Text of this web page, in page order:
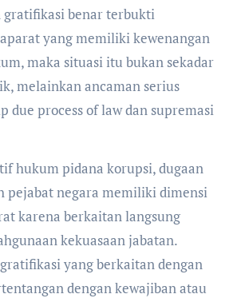
gratifikasi benar terbukti
yang memiliki kewenangan
maka situasi itu bukan sekadar
melainkan ancaman serius
due process of law dan supremasi
hukum pidana korupsi, dugaan
pejabat negara memiliki dimensi
karena berkaitan langsung
kekuasaan jabatan.
yang berkaitan dengan
dengan kewajiban atau